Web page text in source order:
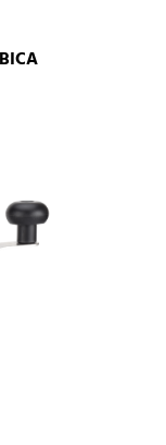
Produkt weist